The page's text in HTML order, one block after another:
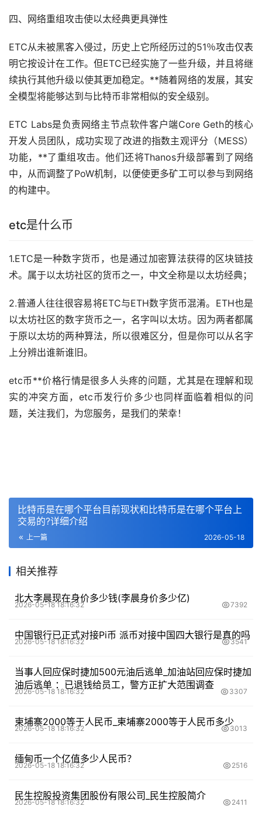
四、网络重组攻击使以太经典更具弹性
ETC从未被黑客入侵过，历史上它所经历过的51％攻击仅表
明它按设计在工作。但ETC已经实施了一些升级，并且将继
续执行其他升级以使其更加稳定。**随着网络的发展，其安
全模型将能够达到与比特币非常相似的安全级别。
ETC Labs是负责网络主节点软件客户端Core Geth的核心
开发人员团队，成功实现了改进的指数主观评分（MESS）
功能，**了重组攻击。他们还将Thanos升级部署到了网络
中，从而调整了PoW机制，以便使更多矿工可以参与到网络
的构建中。
etc是什么币
1.ETC是一种数字货币，也是通过加密算法获得的区块链技
术。属于以太坊社区的货币之一，中文全称是以太坊经典；
2.普通人往往很容易将ETC与ETH数字货币混淆。ETH也是
以太坊社区的数字货币之一，名字叫以太坊。因为两者都属
于原以太坊的两种算法，所以很难区分，但是你可以从名字
上分辨出谁新谁旧。
etc币**价格行情是很多人头疼的问题，尤其是在理解和现
实的冲突方面，etc币发行价多少也同样面临着相似的问
题，关注我们，为您服务，是我们的荣幸！
比特币是在哪个平台目前现状和比特币是在哪个平台上
交易的?详细介绍
上一篇 2026-05-18
相关推荐
北大李晨现在身价多少钱(李晨身价多少亿)
2026-05-18 18:16:32 7392
中国银行已正式对接Pi币 派币对接中国四大银行是真的吗
2026-05-18 18:16:32 3541
当事人回应保时捷加500元油后逃单_加油站回应保时捷加
油后逃单 ：已退钱给员工，警方正扩大范围调查
2026-05-18 18:16:32 3307
柬埔寨2000等于人民币_柬埔寨2000等于人民币多少
2026-05-18 18:16:32 3013
缅甸币一个亿值多少人民币？
2026-05-18 18:16:32 2516
民生控股投资集团股份有限公司_民生控股简介
2026-05-18 18:16:32 2411